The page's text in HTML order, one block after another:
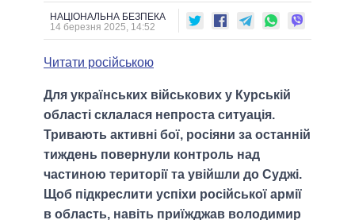
КАБІНЕТ МІНІСТРІВ
ГОЛОВИ ОБЛАДМІНІСТРАЦІЙ
МЕРИ МІСТ
ПІДТРИМАТИ
ПОРІВНЯННЯ ПОЛІТИКІВ
НАЦІОНАЛЬНА БЕЗПЕКА
14 березня 2025, 14:52
Читати російською
Для українських військових у Курській
області склалася непроста ситуація.
Тривають активні бої, росіяни за останній
тиждень повернули контроль над
частиною території та увійшли до Суджі.
Щоб підкреслити успіхи російської армії
в область, навіть приїжджав володимир